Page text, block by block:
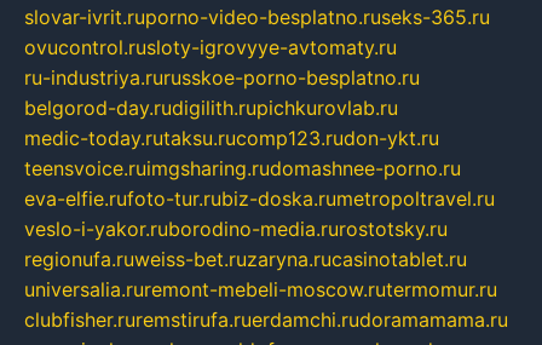
slovar-ivrit.ruporno-video-besplatno.ruseks-365.ru
ovucontrol.rusloty-igrovyye-avtomaty.ru
ru-industriya.rurusskoe-porno-besplatno.ru
belgorod-day.rudigilith.rupichkurovlab.ru
medic-today.rutaksu.rucomp123.rudon-ykt.ru
teensvoice.ruimgsharing.rudomashnee-porno.ru
eva-elfie.rufoto-tur.rubiz-doska.rumetropoltravel.ru
veslo-i-yakor.ruborodino-media.rurostotsky.ru
regionufa.ruweiss-bet.ruzaryna.rucasinotablet.ru
universalia.ruremont-mebeli-moscow.rutermomur.ru
clubfisher.ruremstirufa.ruerdamchi.rudoramamama.ru